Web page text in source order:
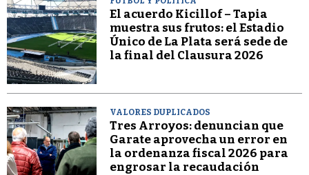
El acuerdo Kicillof – Tapia
muestra sus frutos: el Estadio
Único de La Plata será sede de
la final del Clausura 2026
VALORES DUPLICADOS
Tres Arroyos: denuncian que
Garate aprovecha un error en
la ordenanza fiscal 2026 para
engrosar la recaudación